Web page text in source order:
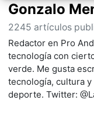
Gonzalo
2245 artículos
Redactor en Pro
tecnología con
verde. Me gusta
tecnología, cultura
deporte. Twitter: